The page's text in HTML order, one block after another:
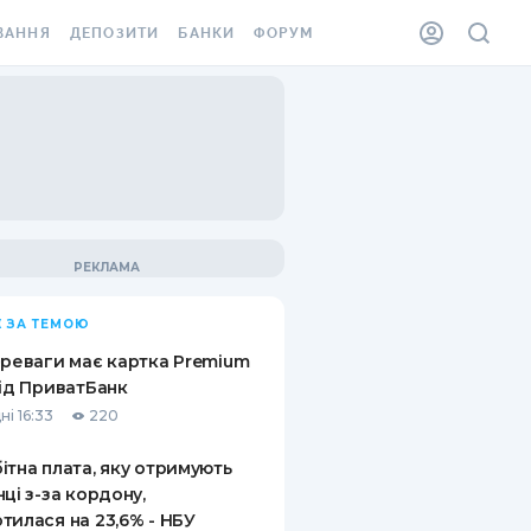
ВІНЬЄТКА
ВІД
ВИПАДКІВ
ДЕПОЗИТИ
ПИТАННЯ ТА ВІДПОВІДІ
ПУТІВНИКИ ПО
БАНКИ ФОРУМ
ЗА ТЕМОЮ
має картка Premium
ПриватБанк
16:33 220
плата, яку отримують
з-за кордону,
на 23,6% - НБУ